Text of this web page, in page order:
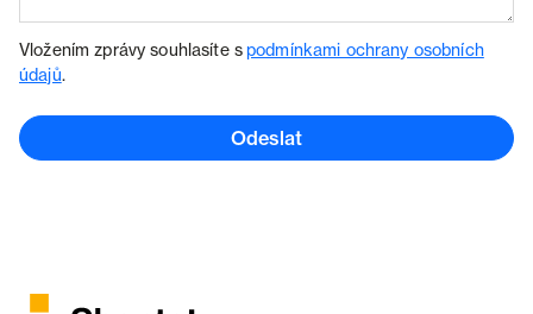
Vložením zprávy souhlasíte spodmínkami ochrany osobních
údajů.
Odeslat